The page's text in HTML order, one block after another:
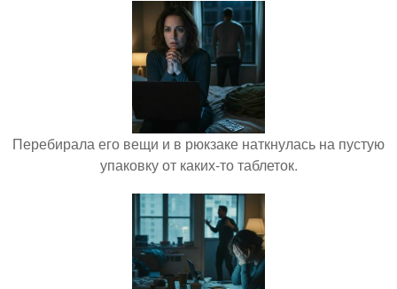
Перебирала его вещи и в рюкзаке наткнулась на пустую
упаковку от каких-то таблеток.